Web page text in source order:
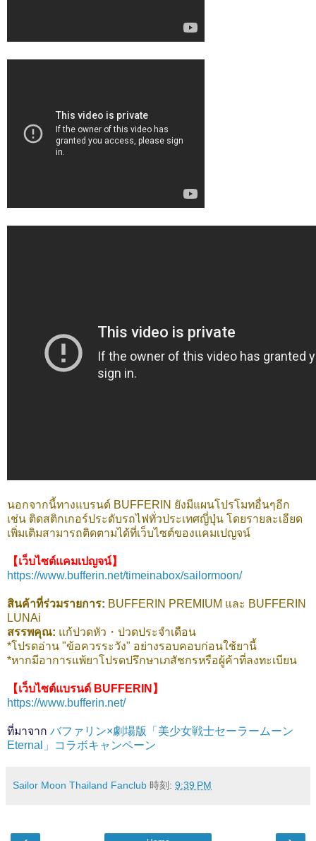
นอกจากนี้ทางแบรนด์ BUFFERIN ยังมีแผนโปรโมทอื่นๆอีก
เช่น ติดสติกเกอร์ประดับรถไฟทั่วประเทศญี่ปุ่น โดยรายละเอียด
เพิ่มเติมสามารถติดตามได้ที่เว็บไซต์ของแคมเปญจน์
【เว็บไซต์แคมเปญจน์】
https://www.bufferin.net/timeinabox/sailormoon/
สินค้าที่ร่วมรายการ: BUFFERIN PREMIUM และ BUFFERIN
LUNAi
สรรพคุณ: แก้ปวดหัว・ปวดประจำเดือน
*โปรดอ่าน "ข้อควรระวัง" อย่างรอบคอบก่อนใช้ยานี้
*หากมีอาการแพ้ยาโปรดปรึกษาเภสัชกรหรือผู้ค้าที่ลงทะเบียน
【เว็บไซต์แบรนด์ BUFFERIN】
https://www.bufferin.net/
ที่มาจาก バファリン×劇場版「美少女戦士セーラームーン
Eternal」コラボキャンペーン
Sailor Moon Thailand Fanclub 時刻: 9:39 PM